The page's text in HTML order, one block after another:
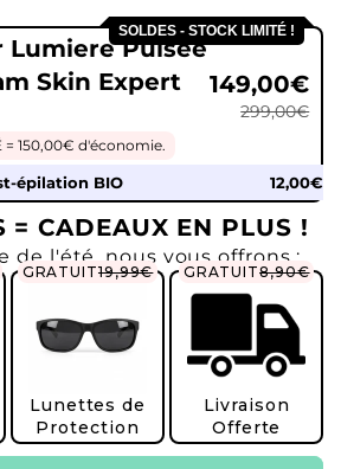
SOLDES - STOCK LIMITÉ !
Lumiere Pulsée
Skin Expert
= 150,00€ d'économie.
149,00€
299,00€
épilation BIO 12,00€
= CADEAUX EN PLUS !
de l'été, nous vous offrons :
Lunettes de
Protection
GRATUIT19,99€
Livraison
Offerte
GRATUIT8,90€